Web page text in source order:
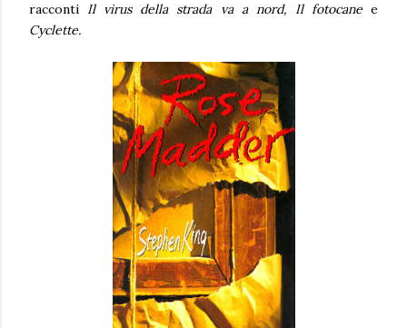
racconti Il virus della strada va a nord, Il fotocanee
Cyclette.